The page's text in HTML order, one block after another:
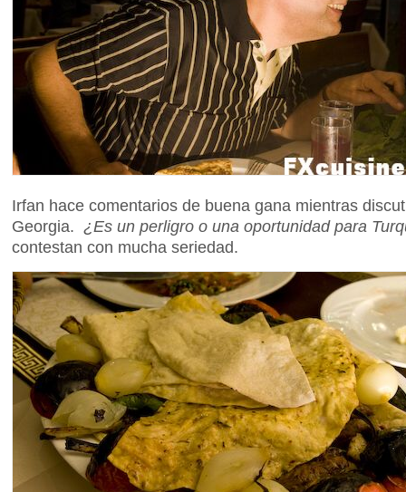
Irfan hace comentarios de buena gana mientras
Georgia. ¿Es un perligro o una oportunidad para
contestan con mucha seriedad.